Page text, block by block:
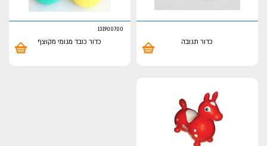
כדור תגובה
131900700
כדור כובד מגומי מקוצף